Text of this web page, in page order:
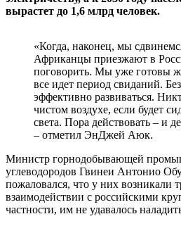
вырастет до 1,6 млрд человек.
«Когда, наконец, мы
Африканцы приезжают в
поговорить. Мы уже готовы
все идет период свиданий.
эффективно развиваться.
чистом воздухе, если будет
света. Пора действовать – и
– отметил ЭнДжей Аюк.
Министр горнодобывающей
углеводородов Гвинеи Антонио
пожаловался, что у них возникали
взаимодействии с российскими
частности, им не удавалось